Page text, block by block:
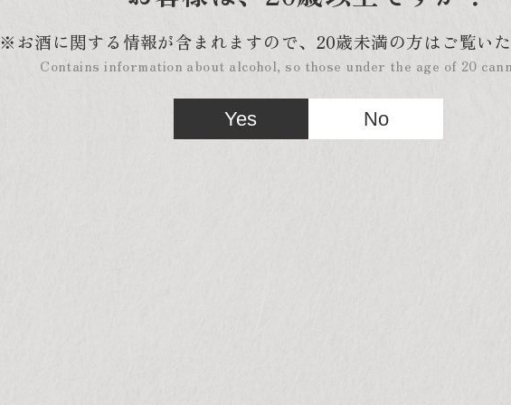
※お酒に関する情報が含まれますので、 20歳未満の方はご覧い
Contains information about alcohol, so those under the age of 20
Yes No